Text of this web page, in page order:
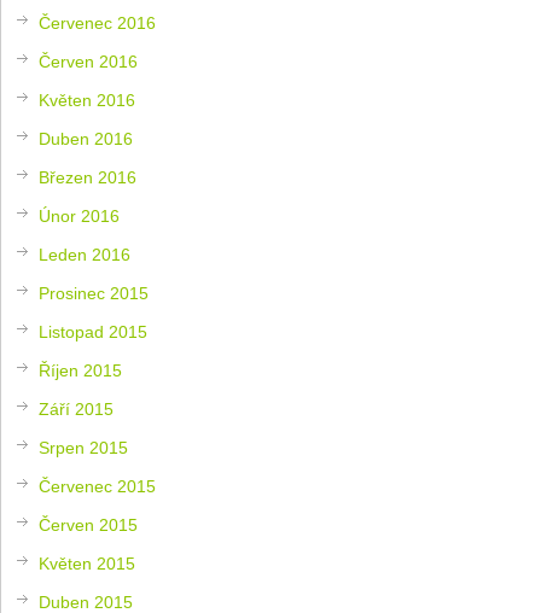
Červenec 2016
Červen 2016
Květen 2016
Duben 2016
Březen 2016
Únor 2016
Leden 2016
Prosinec 2015
Listopad 2015
Říjen 2015
Září 2015
Srpen 2015
Červenec 2015
Červen 2015
Květen 2015
Duben 2015